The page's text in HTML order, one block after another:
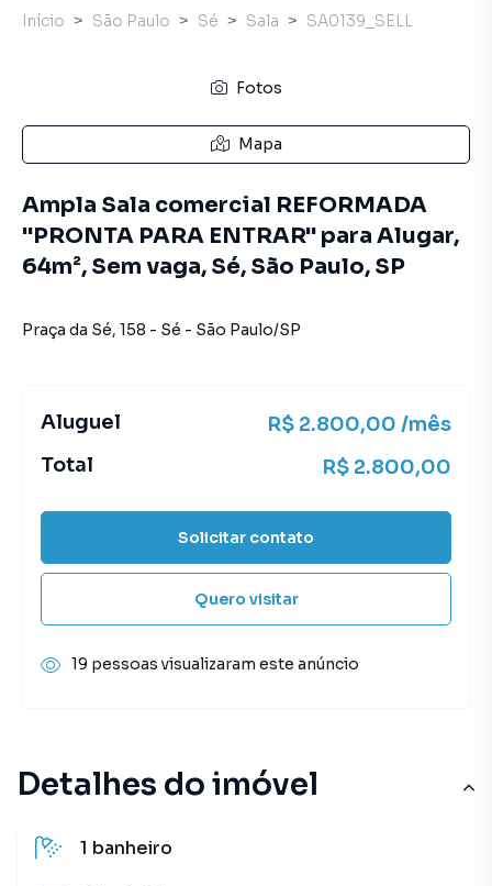
Detalhes do imóvel
1 banheiro
Início São Paulo Sé Sala SA0139_SELL
Fotos
Mapa
Ampla Sala comercial REFORMADA
"PRONTA PARA ENTRAR" para Alugar,
64m², Sem vaga, Sé, São Paulo, SP
Praça da Sé, 158 - Sé - São Paulo/SP
Aluguel
R$ 2.800,00 /mês
Total
R$ 2.800,00
Solicitar contato
Quero visitar
19 pessoas visualizaram este anúncio